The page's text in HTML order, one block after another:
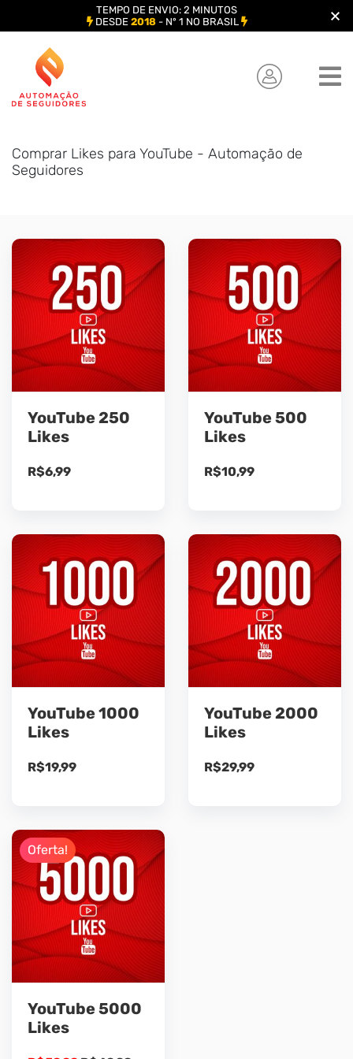
content
Comprar Likes para YouTube - Automação de
Seguidores
YouTube 250
Likes
R$6,99
YouTube 500
Likes
R$10,99
YouTube 1000
Likes
R$19,99
YouTube 2000
Likes
R$29,99
Oferta!
YouTube 5000
Likes
TEMPO DE ENVIO: 2 MINUTOS
DESDE 2018- Nº 1 NO BRASIL